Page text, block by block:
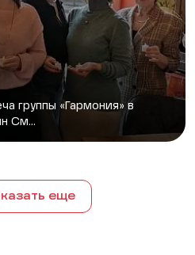
группы «Гармония» в
См...
еще